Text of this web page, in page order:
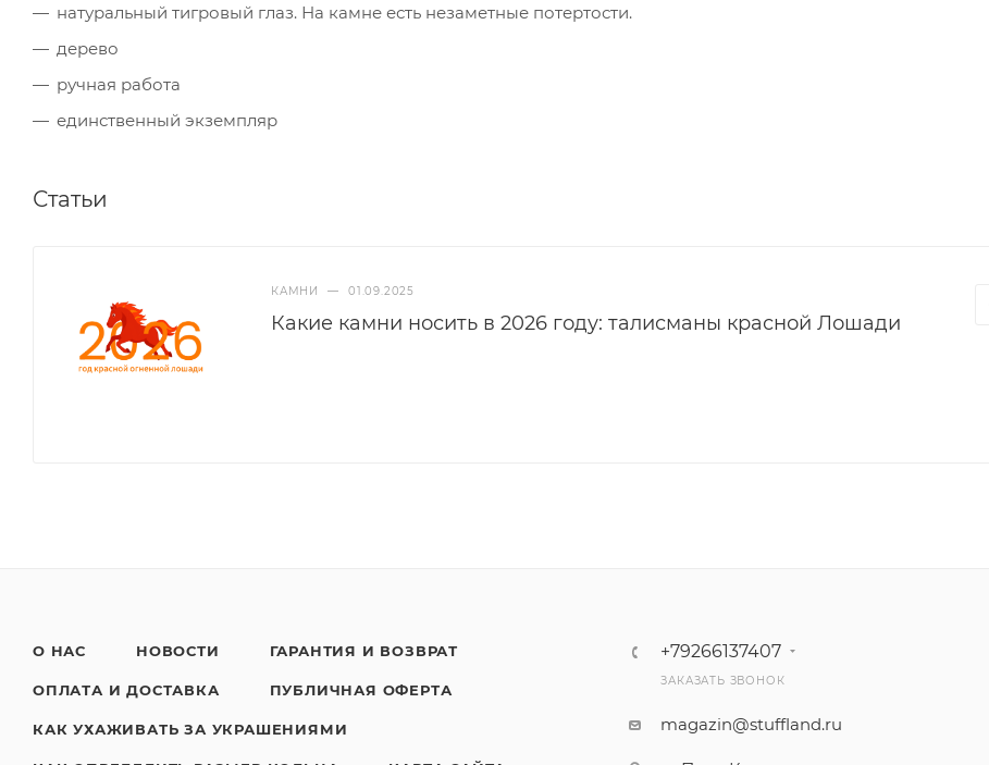
натуральный тигровый глаз. На камне есть незаметные потертости.
дерево
ручная работа
единственный экземпляр
Статьи
КАМНИ — 01.09.2025
Какие камни носить в 2026 году: талисманы красной Лошади
О НАС НОВОСТИ ГАРАНТИЯ И ВОЗВРАТ
ОПЛАТА И ДОСТАВКА ПУБЛИЧНАЯ ОФЕРТА
КАК УХАЖИВАТЬ ЗА УКРАШЕНИЯМИ
+79266137407
ЗАКАЗАТЬ ЗВОНОК
magazin@stuffland.ru